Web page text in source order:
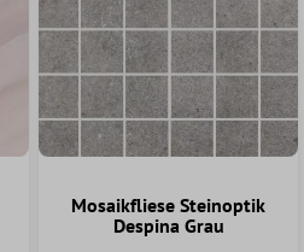
Mosaikfliese Steinoptik
Despina Grau